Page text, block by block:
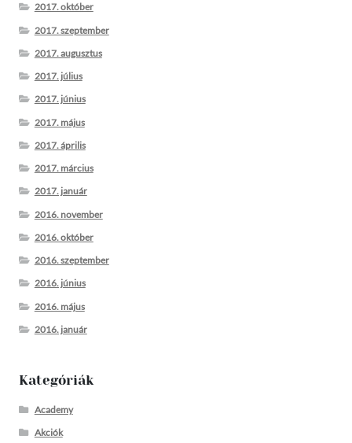
2017. október
2017. szeptember
2017. augusztus
2017. július
2017. június
2017. május
2017. április
2017. március
2017. január
2016. november
2016. október
2016. szeptember
2016. június
2016. május
2016. január
Kategóriák
Academy
Akciók